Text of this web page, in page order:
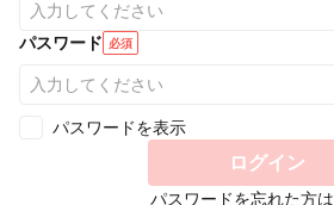
パスワード 必須
パスワードを表示
ログイン
パスワードを忘れた方は